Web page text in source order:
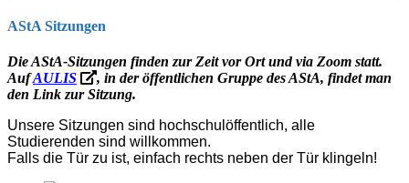
AStA Sitzungen
Die AStA-Sitzungen finden zur Zeit vor Ort und via Zoom statt.
AufAULIS
, in der öffentlichen Gruppe des AStA, findet man
den Link zur Sitzung.
Unsere Sitzungen sind hochschulöffentlich, alle
Studierenden sind willkommen.
Falls die Tür zu ist, einfach rechts neben der Tür klingeln!